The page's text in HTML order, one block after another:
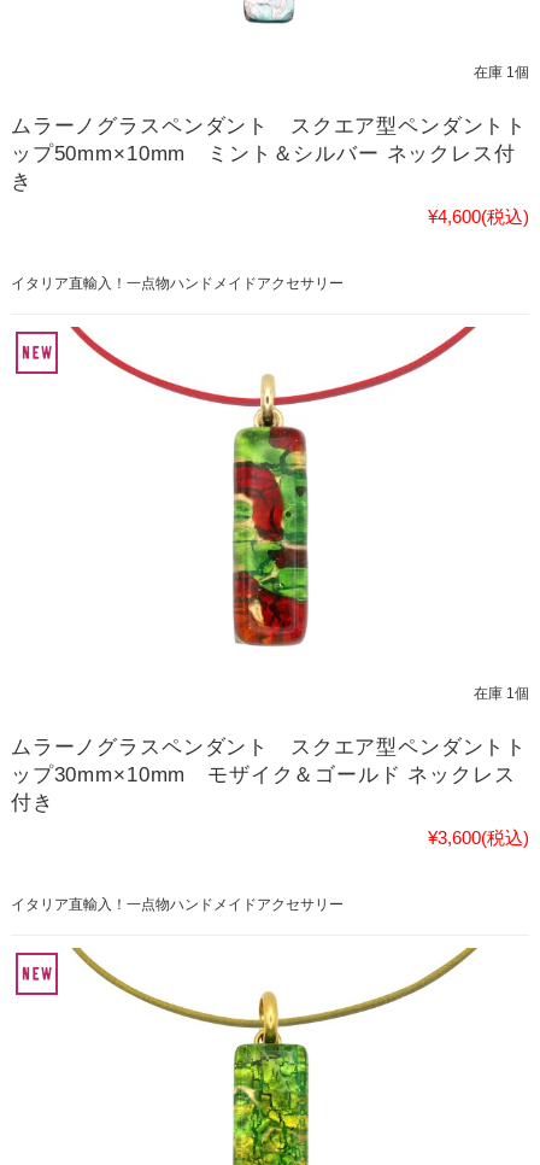
在庫 1個
ムラーノグラスペンダント スクエア型ペンダントト
ップ50mm×10mm ミント＆シルバー ネックレス付
き
¥4,600(税込)
イタリア直輸入！一点物ハンドメイドアクセサリー
在庫 1個
ムラーノグラスペンダント スクエア型ペンダントト
ップ30mm×10mm モザイク＆ゴールド ネックレス
付き
¥3,600(税込)
イタリア直輸入！一点物ハンドメイドアクセサリー